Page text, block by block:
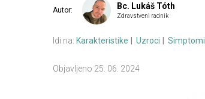
Autor: Bc. Lukáš Tóth
Zdravstveni radnik
Idi na: Karakteristike Uzroci Simptomi
Objavljeno 25. 06. 2024